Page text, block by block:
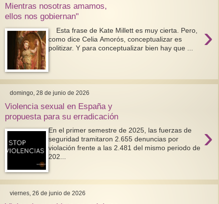
Mientras nosotras amamos,
ellos nos gobiernan"
›
Esta frase de Kate Millett es muy cierta. Pero,
como dice Celia Amorós, conceptualizar es
politizar. Y para conceptualizar bien hay que ...
domingo, 28 de junio de 2026
Violencia sexual en España y
propuesta para su erradicación
›
En el primer semestre de 2025, las fuerzas de
seguridad tramitaron 2.655 denuncias por
violación frente a las 2.481 del mismo periodo de
202...
viernes, 26 de junio de 2026